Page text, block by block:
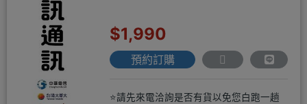
$1,990
預約訂購
⭐請先來電洽詢是否有貨以免您白跑一趟